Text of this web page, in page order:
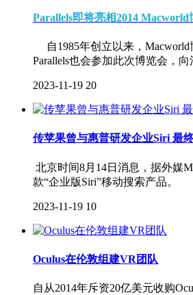
Parallels即将亮相2014 Macworld
自1985年创立以来，Macworld
Parallels也会参加此次博览会，
2023-11-19 20
传苹果曾与惠普研发企业Siri 最
北京时间8月14日消息，据外媒
款“企业版Siri”移动搜索产品。
2023-11-19 10
Oculus在伦敦组建VR团队
自从2014年斥资20亿美元收购